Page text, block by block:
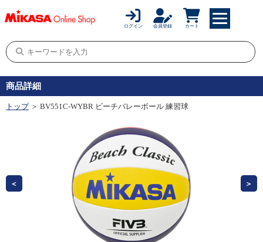
ログイン 会員登録 カート
商品詳細
トップ＞ BV551C-WYBR ビーチバレーボール 練習球